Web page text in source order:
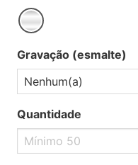
Gravação (esmalte)
Quantidade